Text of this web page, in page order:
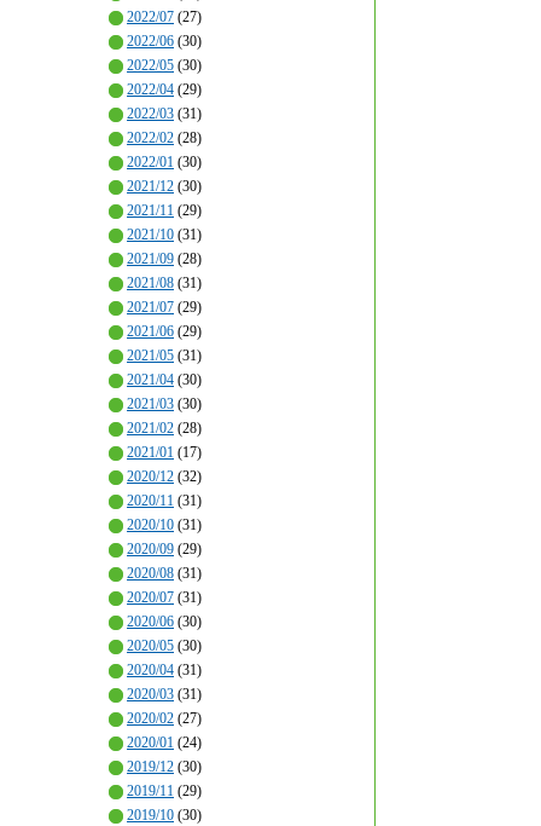
2022/07 (27)
2022/06 (30)
2022/05 (30)
2022/04 (29)
2022/03 (31)
2022/02 (28)
2022/01 (30)
2021/12 (30)
2021/11 (29)
2021/10 (31)
2021/09 (28)
2021/08 (31)
2021/07 (29)
2021/06 (29)
2021/05 (31)
2021/04 (30)
2021/03 (30)
2021/02 (28)
2021/01 (17)
2020/12 (32)
2020/11 (31)
2020/10 (31)
2020/09 (29)
2020/08 (31)
2020/07 (31)
2020/06 (30)
2020/05 (30)
2020/04 (31)
2020/03 (31)
2020/02 (27)
2020/01 (24)
2019/12 (30)
2019/11 (29)
2019/10 (30)